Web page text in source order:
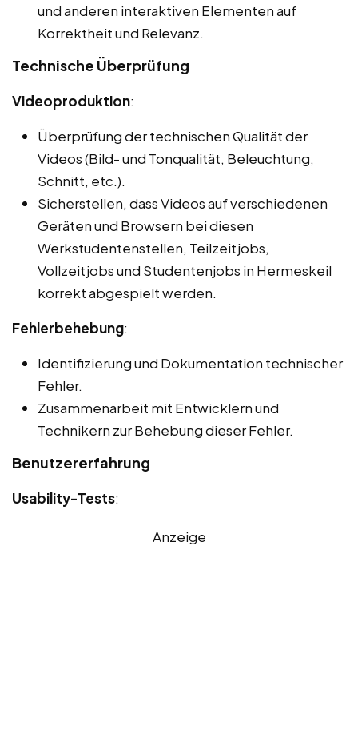
und anderen interaktiven Elementen auf
Korrektheit und Relevanz.
Technische Überprüfung
Videoproduktion:
Überprüfung der technischen Qualität der
Videos (Bild- und Tonqualität, Beleuchtung,
Schnitt, etc.).
Sicherstellen, dass Videos auf verschiedenen
Geräten und Browsern bei diesen
Werkstudentenstellen, Teilzeitjobs,
Vollzeitjobs und Studentenjobs in Hermeskeil
korrekt abgespielt werden.
Fehlerbehebung:
Identifizierung und Dokumentation technischer
Fehler.
Zusammenarbeit mit Entwicklern und
Technikern zur Behebung dieser Fehler.
Benutzererfahrung
Usability-Tests:
Anzeige